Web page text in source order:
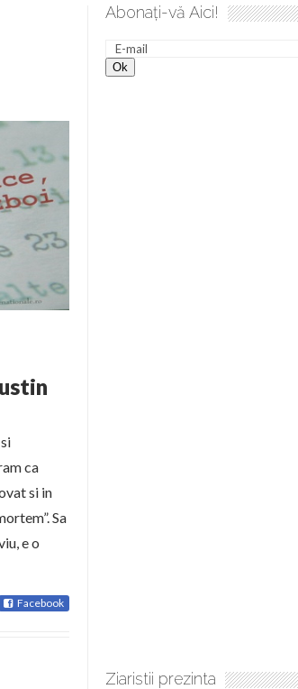
duminică de Elena Solunca Moise
ca
si in
Sa
e o
Facebook
Abonați-vă Aici!
Ziaristii prezinta